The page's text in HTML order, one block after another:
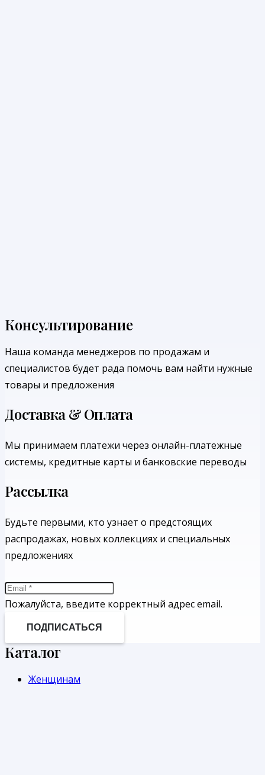
Консультирование
Наша команда менеджеров по продажам и
специалистов будет рада помочь вам найти нужные
товары и предложения
Доставка & Оплата
Мы принимаем платежи через онлайн-платежные
системы, кредитные карты и банковские переводы
Рассылка
Будьте первыми, кто узнает о предстоящих
распродажах, новых коллекциях и специальных
предложениях
Пожалуйста, введите корректный адрес email.
ПОДПИСАТЬСЯ
Каталог
Женщинам